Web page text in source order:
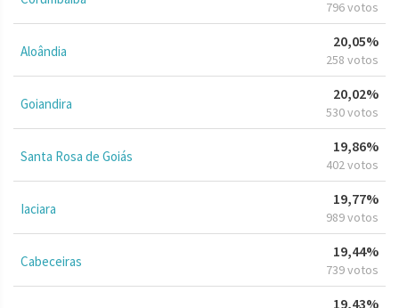
796 votos
Aloândia
20,05%
258 votos
Goiandira
20,02%
530 votos
Santa Rosa de Goiás
19,86%
402 votos
Iaciara
19,77%
989 votos
Cabeceiras
19,44%
739 votos
19,43%